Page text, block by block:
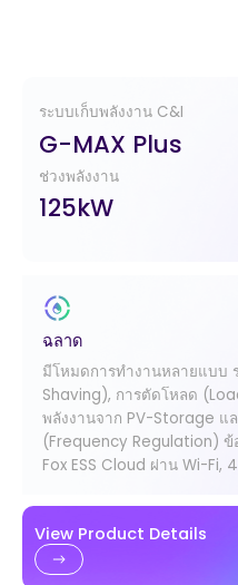
ระบบเก็บพลังงาน C&I
G-MAX Plus
ช่วงพลังงาน
125kW
ฉลาด
มีโหมดการทำงานหลายแบบ
Shaving), การตัดโหลด
พลังงานจาก PV-Storage แ
(Frequency Regulation) ข้
Fox ESS Cloud ผ่าน Wi-Fi,
View Product Details